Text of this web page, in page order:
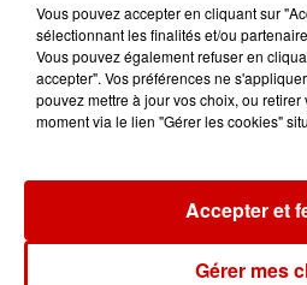
Jeux
à Coulon !
Vous pouvez accepter en cliquant sur
sélectionnant les finalités et/ou
Vous pouvez également refuser en
accepter". Vos préférences ne
pouvez mettre à jour vos choix, ou
moment via le lien "Gérer les cookies"
Gérer mes
Accepter et